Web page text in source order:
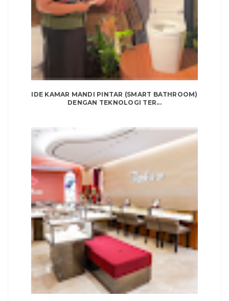
IDE KAMAR MANDI PINTAR (SMART BATHROOM)
DENGAN TEKNOLOGI TER...